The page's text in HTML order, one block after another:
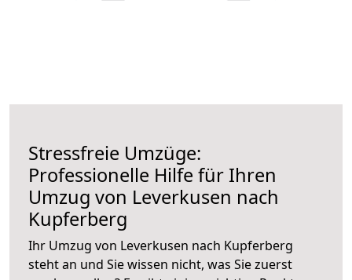
Stressfreie Umzüge:
Professionelle Hilfe für Ihren
Umzug von Leverkusen nach
Kupferberg
Ihr Umzug von Leverkusen nach Kupferberg
steht an und Sie wissen nicht, was Sie zuerst